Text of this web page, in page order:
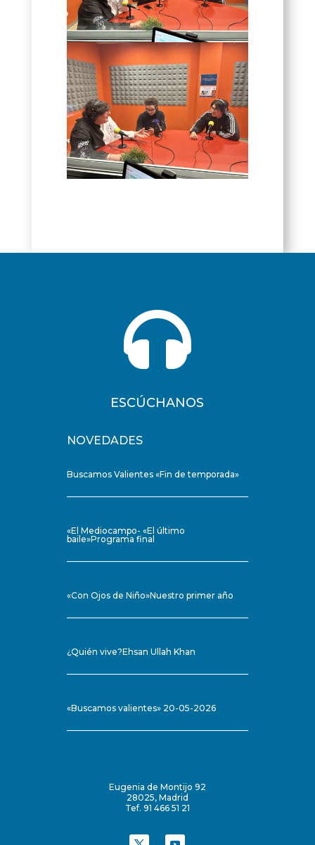

ESCÚCHANOS
NOVEDADES
Buscamos Valientes «Fin de temporada»
«El Mediocampo- «El último
baile»Programa final
«Con Ojos de Niño»Nuestro primer año
¿Quién vive?Ehsan Ullah Khan
«Buscamos valientes» 20-05-2026
Eugenia de Montijo 92
28025, Madrid
Tef. 91 466 51 21